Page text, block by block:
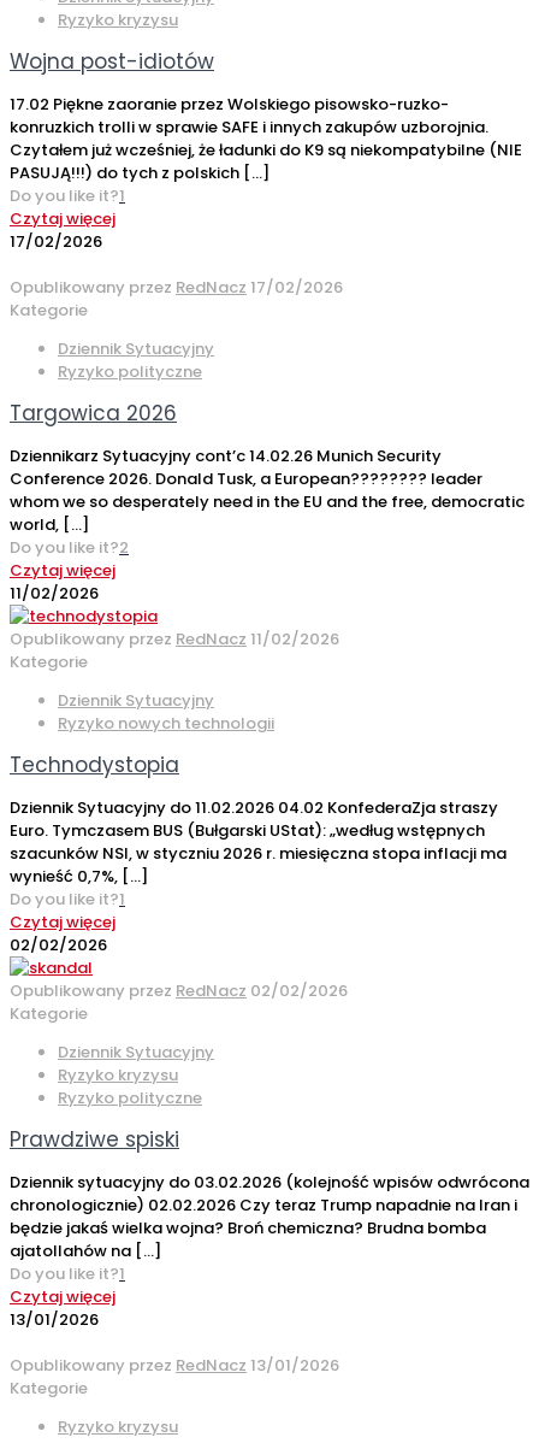
Ryzyko kryzysu
Wojna post-idiotów
17.02 Piękne zaoranie przez Wolskiego pisowsko-ruzko-
konruzkich trolli w sprawie SAFE i innych zakupów uzborojnia.
Czytałem już wcześniej, że ładunki do K9 są niekompatybilne (NIE
PASUJĄ!!!) do tych z polskich […]
Do you like it?1
Czytaj więcej
17/02/2026
Opublikowany przez RedNacz 17/02/2026
Kategorie
Dziennik Sytuacyjny
Ryzyko polityczne
Targowica 2026
Dziennikarz Sytuacyjny cont’c 14.02.26 Munich Security
Conference 2026. Donald Tusk, a European???????? leader
whom we so desperately need in the EU and the free, democratic
world, […]
Do you like it?2
Czytaj więcej
11/02/2026
Opublikowany przez RedNacz 11/02/2026
Kategorie
Dziennik Sytuacyjny
Ryzyko nowych technologii
Technodystopia
Dziennik Sytuacyjny do 11.02.2026 04.02 KonfederaZja straszy
Euro. Tymczasem BUS (Bułgarski UStat): „według wstępnych
szacunków NSI, w styczniu 2026 r. miesięczna stopa inflacji ma
wynieść 0,7%, […]
Do you like it?1
Czytaj więcej
02/02/2026
Opublikowany przez RedNacz 02/02/2026
Kategorie
Dziennik Sytuacyjny
Ryzyko kryzysu
Ryzyko polityczne
Prawdziwe spiski
Dziennik sytuacyjny do 03.02.2026 (kolejność wpisów odwrócona
chronologicznie) 02.02.2026 Czy teraz Trump napadnie na Iran i
będzie jakaś wielka wojna? Broń chemiczna? Brudna bomba
ajatollahów na […]
Do you like it?1
Czytaj więcej
13/01/2026
Opublikowany przez RedNacz 13/01/2026
Kategorie
Ryzyko kryzysu